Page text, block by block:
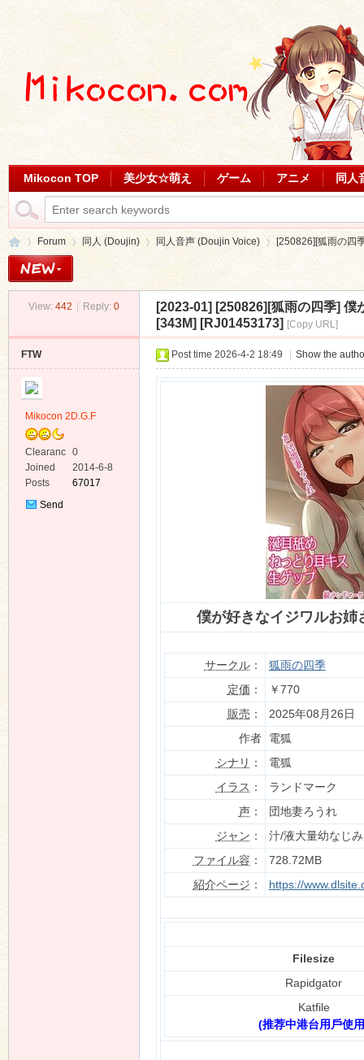
Mikocon TOP 美少女☆萌え ゲーム アニメ 同人
Forum
›
同人 (Doujin) 同人音声 (Doujin Voice)
›
[250826][狐雨の四
View: 442 Reply: 0 [2023-01] [250826][狐雨の四季] 僕
[343M] [RJ01453173] [Copy URL]
FTW
Mikocon 2D.G.F
Clearanc
e
0
Joined
2014-6-8
Posts
67017
Send
Post time 2026-4-2 18:49 Show the
僕が好きなイジワルお
サークル：
狐雨の四季
定価 ：
￥770
販売 ：
2025年08月26日
作者
電狐
シナリ ：
電狐
イラス ：
ランドマーク
声：
団地妻ろうれ
ジャン ：
汁/液大量幼なじ
ファイル容 ：
728.72MB
紹介ページ ： https://
Filesize
Rapidgator
Katfile
(推荐中港台用戶使